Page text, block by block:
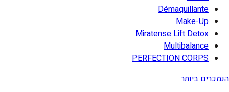
Démaquillante
Make-Up
Miratense Lift Detox
Multibalance
PERFECTION CORPS
הנמכרים ביותר